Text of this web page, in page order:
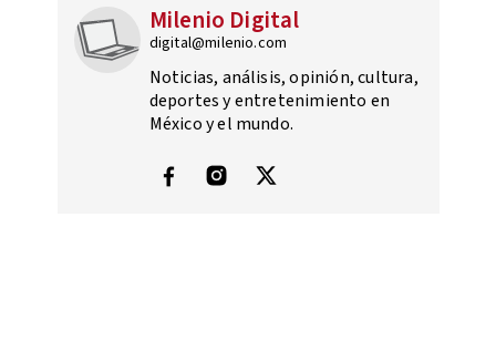
Milenio Digital
digital@milenio.com
Noticias, análisis, opinión, cultura,
deportes y entretenimiento en
México y el mundo.